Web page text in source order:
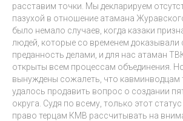
расставим точки. Мы декларируем
пазухой в отношение атамана
было немало случаев, когда казаки
людей, которые со временем доказывали
преданность делами, и для нас атаман
открыты всем процессам объединения.
вынуждены сожалеть, что кавминводцам
удалось продавить вопрос о создании
округа. Судя по всему, только этот
право терцам КМВ рассчитывать на